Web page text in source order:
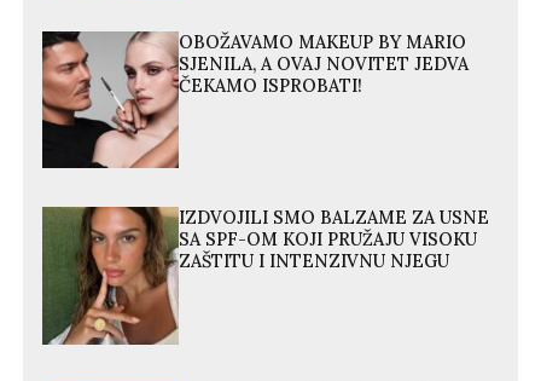
OBOŽAVAMO MAKEUP BY MARIO
SJENILA, A OVAJ NOVITET JEDVA
ČEKAMO ISPROBATI!
IZDVOJILI SMO BALZAME ZA USNE
SA SPF-OM KOJI PRUŽAJU VISOKU
ZAŠTITU I INTENZIVNU NJEGU